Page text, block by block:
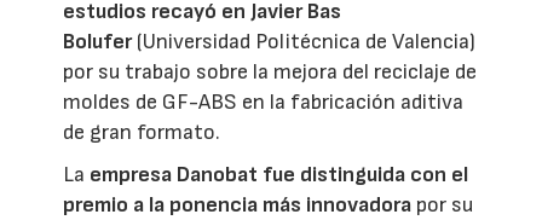
estudios recayó en Javier Bas
Bolufer(Universidad Politécnica de Valencia)
por su trabajo sobre la mejora del reciclaje de
moldes de GF-ABS en la fabricación aditiva
de gran formato.
La empresa Danobat fue distinguida con el
premio a la ponencia más innovadora por su